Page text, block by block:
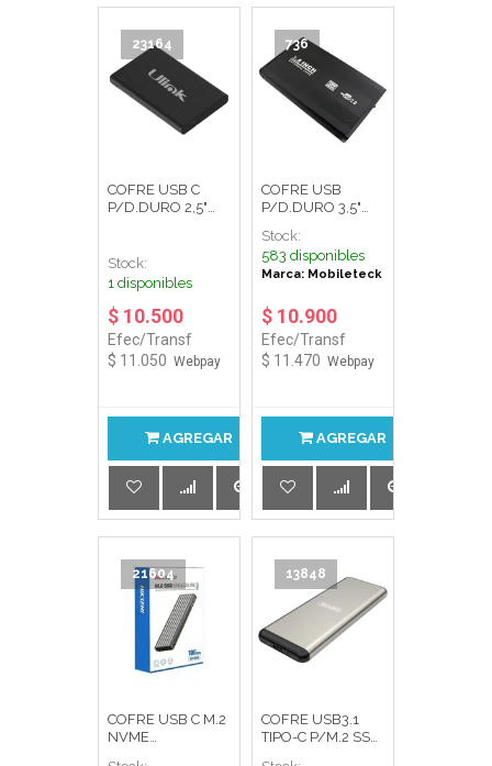
23164
COFRE USB C
P/D.DURO 2,5"
ULINK
Stock:
1 disponibles
$ 10.500
Efec/Transf
$ 11.050 Webpay
AGREGAR
736
COFRE USB
P/D.DURO 3,5"
MOBILETECK
Stock:
583 disponibles
Marca: Mobileteck
$ 10.900
Efec/Transf
$ 11.470 Webpay
AGREGAR
21604
COFRE USB C M.2
NVME
13848
COFRE USB3.1
TIPO-C P/M.2 SSD